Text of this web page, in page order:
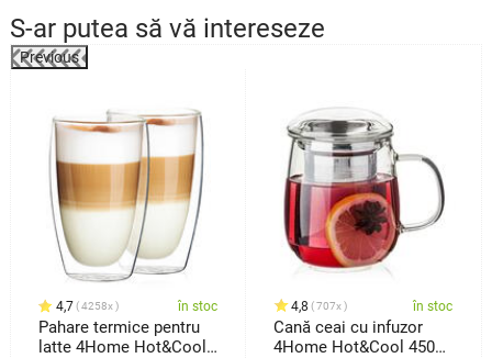
S-ar putea să vă intereseze
Previous
4,7 4258x în stoc
Pahare termice pentru
latte 4Home Hot&Cool
4,8 707x în stoc
Cană ceai cu infuzor
4Home Hot&Cool 450